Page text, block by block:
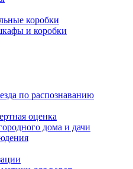
коробки
и коробки
по распознаванию
оценка
дома и дачи